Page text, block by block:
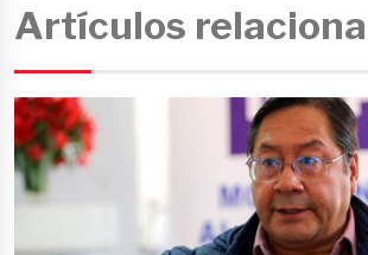
Artículos